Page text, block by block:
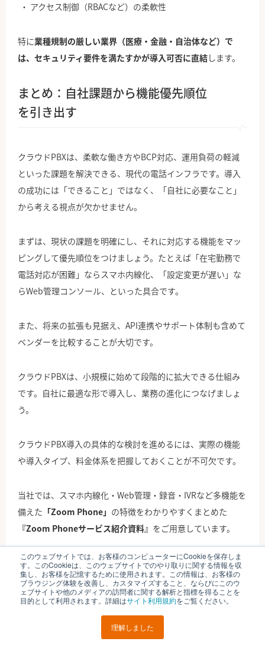
このウェブサイトでは、お客様のコンピューターにCookieを保存しま
す。このCookieは、このウェブサイトでのやり取りに関する情報を収
集し、お客様を記憶するために使用されます。この情報は、お客様の
ブラウジング体験を改善し、カスタマイズすること、ならびにこのウ
ェブサイトや他のメディアの訪問者に関する解析と指標を得ることを
目的として利用されます。詳細はサイト利用規約をご覧ください。
理解しました
アクセス制御（RBACなど）の柔軟性
特に業種規制の厳しい業界（医療・金融・自治体など）で
は、セキュリティ要件を満たすかが導入可否に直結します。
まとめ：自社課題から機能優先順位
を引き出す
クラウドPBXは、柔軟な働き方やBCP対応、運用負荷の軽減
といった課題を解決できる、現代の電話インフラです。導入
の成功には「できること」ではなく、「自社に必要なこと」
から考える視点が欠かせません。
まずは、現状の課題を明確にし、それに対応する機能をマッ
ピングして優先順位をつけましょう。たとえば「在宅勤務で
電話対応が困難」ならスマホ内線化、「設定変更が遅い」な
らWeb管理コンソール、といった具合です。
また、将来の拡張も見据え、API連携やサポート体制も含めて
ベンダーを比較することが大切です。
クラウドPBXは、小規模に始めて段階的に拡大できる仕組み
です。自社に最適な形で導入し、業務の進化につなげましょ
う。
クラウドPBX導入の具体的な検討を進めるには、実際の機能
や導入タイプ、料金体系を把握しておくことが不可欠です。
当社では、スマホ内線化・Web管理・録音・IVRなど多機能を
備えた 「Zoom Phone」 の特徴をわかりやすくまとめた
『Zoom Phoneサービス紹介資料』 をご用意しています。
自社の課題と照らし合わせながら、どの機能が必要かを見極
めるための資料として、ぜひ以下より無料でダウンロードし
てご活用ください。導入提案や社内説明にも役立ちます。
👉ダウンロードはこちら